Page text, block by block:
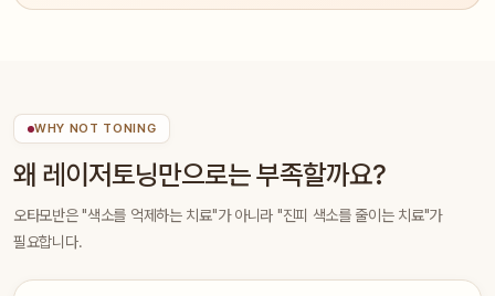
WHY NOT TONING
왜 레이저토닝만으로는 부족할까요?
오타모반은 "색소를 억제하는 치료"가 아니라 "진피 색소를 줄이는 치료"가
필요합니다.